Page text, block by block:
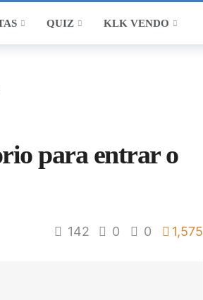
QUIZ KLK VENDO
para entrar o
142 0 0 1,575